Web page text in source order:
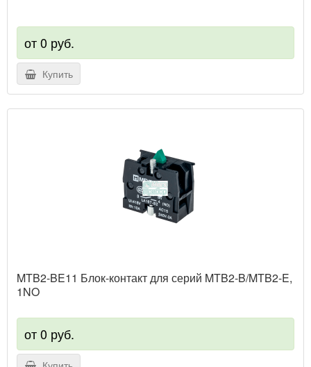
от 0 руб.
Купить
MTB2-BE11 Блок-контакт для серий MTB2-B/MTB2-E,
1NO
от 0 руб.